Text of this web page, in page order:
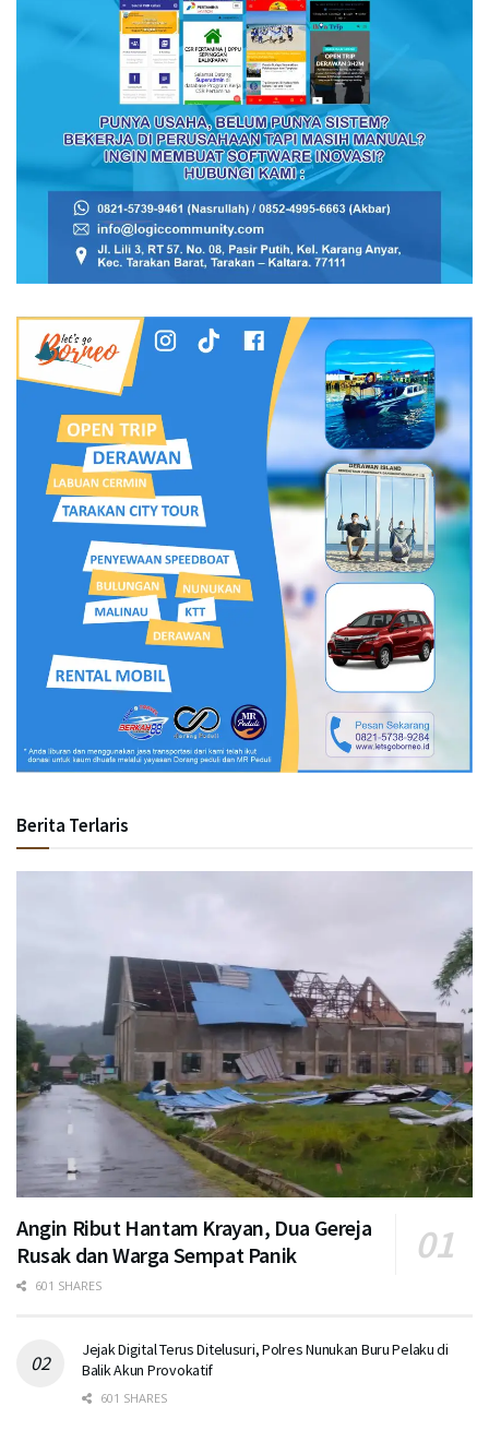
Berita Terlaris
Angin Ribut Hantam Krayan, Dua Gereja
Rusak dan Warga Sempat Panik
601 SHARES
Jejak Digital Terus Ditelusuri, Polres Nunukan Buru Pelaku di
Balik Akun Provokatif
601 SHARES